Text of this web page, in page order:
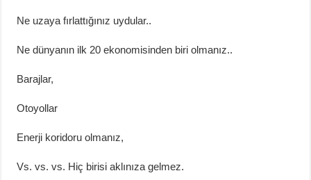
Ne uzaya fırlattığınız uydular..
Ne dünyanın ilk 20 ekonomisinden biri olmanız..
Barajlar,
Otoyollar
Enerji koridoru olmanız,
Vs. vs. vs. Hiç birisi aklınıza gelmez.